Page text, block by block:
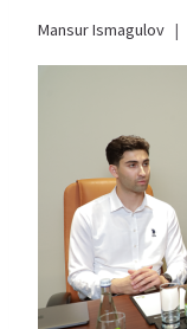
Mansur Ismagulov